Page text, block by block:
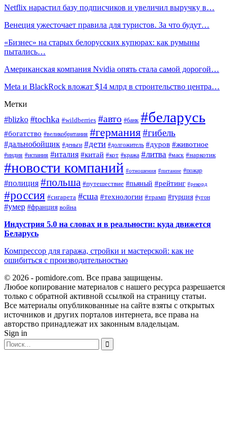
Netflix нарастил базу подписчиков и увеличил выручку в…
Венеция ужесточает правила для туристов. За что будут…
«Бизнес» на старых белорусских купюрах: как румыны
пытались…
Американская компания Nvidia опять стала самой дорогой…
Meta и BlackRock вложат $14 млрд в строительство центра…
Метки
#blizko #tochka #wildberries #авто #банк #беларусь
#богатство #великобритания #германия#гибель
#дальнобойщик #деньги #дети #долгожитель #дуров #животное
#индия #испания #италия #китай #кот #кража #литва #маск #наркотик
#новости компаний #отношения #питание #пожар
#полиция #польша #путешествие #пьяный #рейтинг #рекорд
#россия #сигарета #сша #технологии #трамп #турция #угон
#умер #франция война
Индустрия 5.0 на словах и в реальности: куда движется
Беларусь
Компрессор для гаража, стройки и мастерской: как не
ошибиться с производительностью
© 2026 - pomidore.com. Все права защищены.
Любое копирование материалов с нашего ресурса разрешается
только с обратной активной ссылкой на страницу статьи.
Все материалы опубликованные на сайте взяты с открытых
источников и других порталов интернета, все права на
авторство принадлежат их законным владельцам.
Sign in